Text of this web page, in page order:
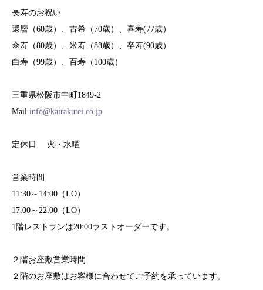
長寿のお祝い
還暦（60歳）、古希（70歳）、喜寿(77歳）
傘寿（80歳）、米寿（88歳）、卒寿(90歳）
白寿（99歳）、百寿（100歳）
三重県松阪市中町1849-2
Mail info@kairakutei.co.jp
定休日 火・水曜
営業時間
11:30～14:00（LO）
17:00～22:00（LO）
1階レストランは20:00ラストオーダーです。
２階お座敷営業時間
２階のお座敷はお客様に合わせてご予約を承っています。